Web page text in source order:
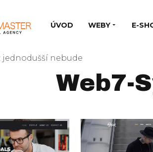
ÚVOD WEBY E-
jednodušší nebude
Web7-